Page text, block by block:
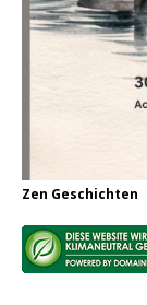
Zen Geschichten